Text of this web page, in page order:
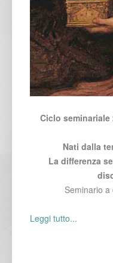
Ciclo seminariale
Nati dalla
La differenza
Seminario
Leggi tutto...